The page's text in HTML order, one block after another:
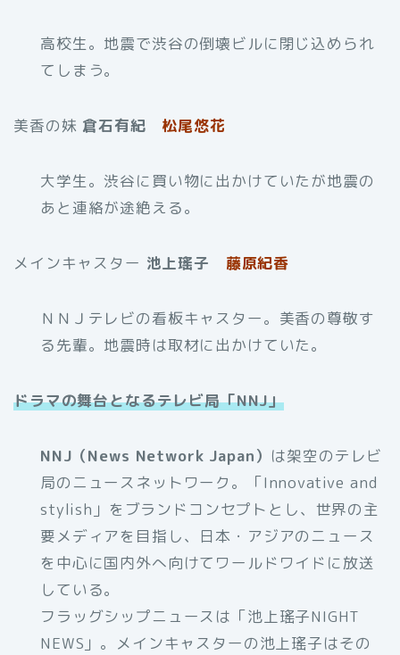
高校生。地震で渋谷の倒壊ビルに閉じ込められ
てしまう。
美香の妹 倉石有紀 松尾悠花
大学生。渋谷に買い物に出かけていたが地震の
あと連絡が途絶える。
メインキャスター 池上瑤子 藤原紀香
ＮＮＪテレビの看板キャスター。美香の尊敬す
る先輩。地震時は取材に出かけていた。
ドラマの舞台となるテレビ局「NNJ」
NNJ（News Network Japan） は架空のテレビ
局のニュースネットワーク。「Innovative and
stylish」をブランドコンセプトとし、世界の主
要メディアを目指し、日本・アジアのニュース
を中心に国内外へ向けてワールドワイドに放送
している。
フラッグシップニュースは「池上瑤子NIGHT
NEWS」。メインキャスターの池上瑤子はその